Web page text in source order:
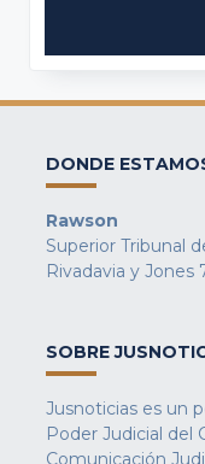
DONDE
Rawson
Superior Tribunal
Rivadavia y Jones
SOBRE
Jusnoticias es un
Poder Judicial del
Comunicación